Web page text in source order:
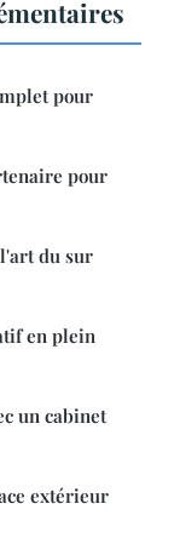
pour
pour
l'art du sur
en plein
un cabinet
extérieur